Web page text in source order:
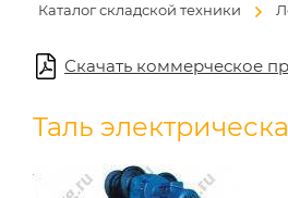
Каталог складской техники
Скачать коммерческое
Таль